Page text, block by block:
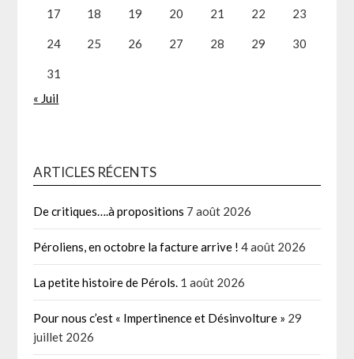
17 18 19 20 21 22 23
24 25 26 27 28 29 30
31
« Juil
ARTICLES RÉCENTS
De critiques….à propositions 7 août 2026
Péroliens, en octobre la facture arrive ! 4 août 2026
La petite histoire de Pérols. 1 août 2026
Pour nous c’est « Impertinence et Désinvolture » 29
juillet 2026